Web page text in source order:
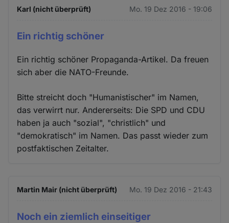
Karl (nicht überprüft) Mo. 19 Dez 2016 - 19:06
Ein richtig schöner
Ein richtig schöner Propaganda-Artikel. Da freuen
sich aber die NATO-Freunde.
Bitte streicht doch "Humanistischer" im Namen,
das verwirrt nur. Andererseits: Die SPD und CDU
haben ja auch "sozial", "christlich" und
"demokratisch" im Namen. Das passt wieder zum
postfaktischen Zeitalter.
Martin Mair (nicht überprüft) Mo. 19 Dez 2016 - 21:43
Noch ein ziemlich einseitiger